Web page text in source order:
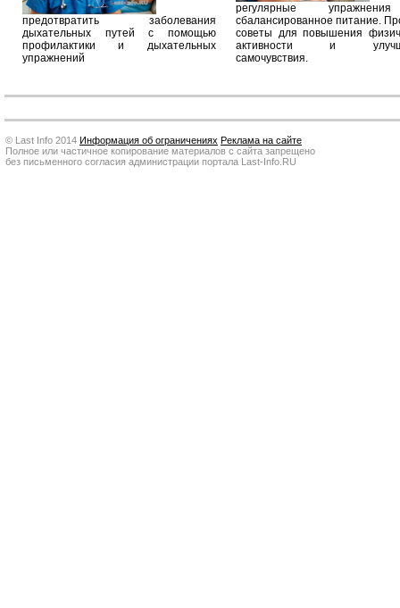
предотвратить заболевания
дыхательных путей с помощью
профилактики и дыхательных
упражнений
регулярные
сбалансированное питание.
советы для повышения
активности и
самочувствия.
© Last Info 2014 Информация об ограничениях Реклама на сайте
Полное или частичное копирование материалов с сайта запрещено
без письменного согласия администрации портала Last-Info.RU